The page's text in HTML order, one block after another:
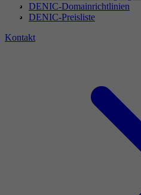
DENIC-Domainrichtlinien
DENIC-Preisliste
Kontakt